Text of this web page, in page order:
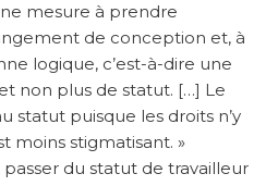
mesure à prendre
de conception et, à
logique, c’est-à-dire une
non plus de statut. […] Le
statut puisque les droits n’y
moins stigmatisant. »
passer du statut de travailleur